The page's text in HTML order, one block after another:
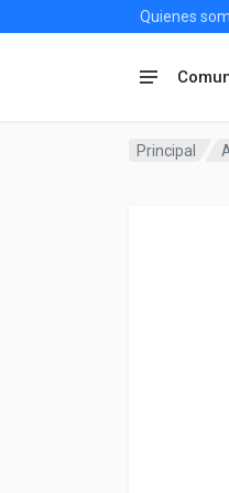
Quienes
Principal